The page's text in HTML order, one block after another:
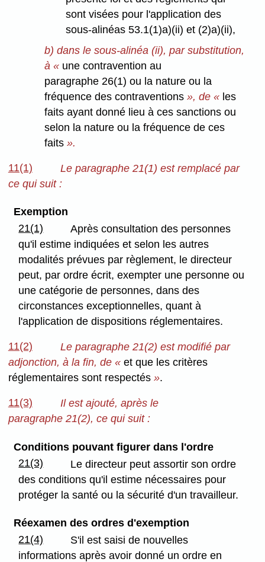
sont visées pour l'application des
sous-alinéas 53.1(1)a)(ii) et (2)a)(ii),
b) dans le sous-alinéa (ii), par substitution,
à « une contravention au
paragraphe 26(1) ou la nature ou la
fréquence des contraventions», de « les
faits ayant donné lieu à ces sanctions ou
selon la nature ou la fréquence de ces
faits».
11(1)
Le paragraphe 21(1) est remplacé par
ce qui suit :
Exemption
21(1)
Après consultation des personnes
qu'il estime indiquées et selon les autres
modalités prévues par règlement, le directeur
peut, par ordre écrit, exempter une personne ou
une catégorie de personnes, dans des
circonstances exceptionnelles, quant à
l'application de dispositions réglementaires.
11(2)
Le paragraphe 21(2) est modifié par
adjonction, à la fin, de « et que les critères
réglementaires sont respectés ».
11(3)
Il est ajouté, après le
paragraphe 21(2), ce qui suit :
Conditions pouvant figurer dans l'ordre
21(3)
Le directeur peut assortir son ordre
des conditions qu'il estime nécessaires pour
protéger la santé ou la sécurité d'un travailleur.
Réexamen des ordres d'exemption
21(4)
S'il est saisi de nouvelles
informations après avoir donné un ordre en